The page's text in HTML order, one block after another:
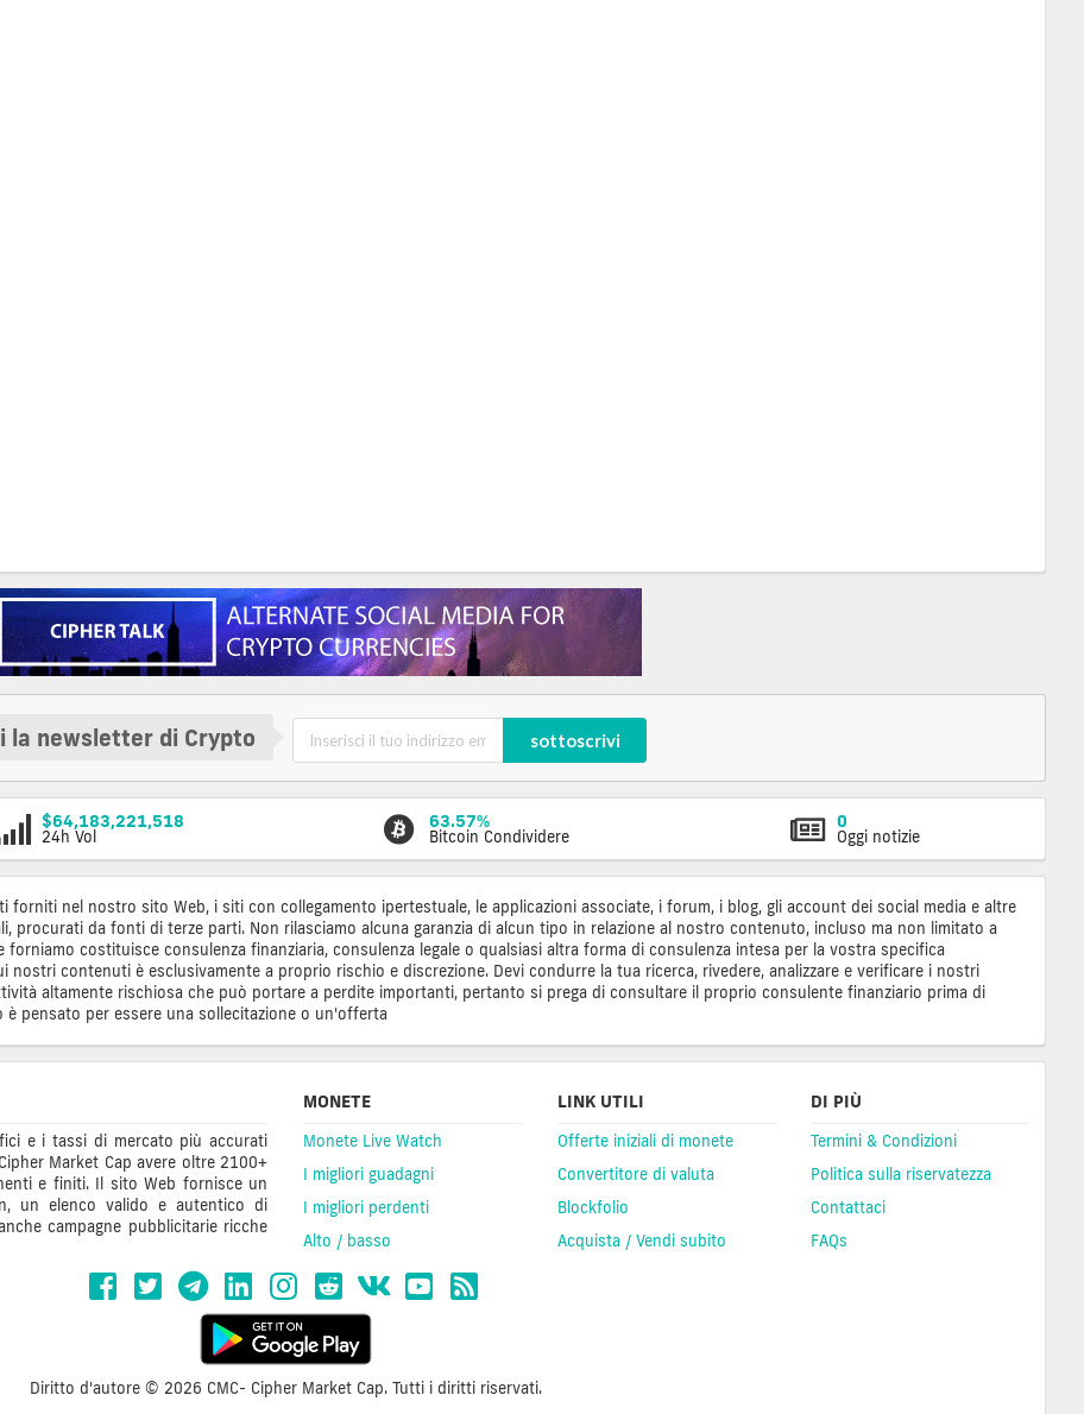
la newsletter di Crypto sottoscrivi
$64,183,221,518
24h Vol
63.57%
Bitcoin Condividere
0
Oggi notizie
forniti nel nostro sito Web, i siti con collegamento ipertestuale, le applicazioni associate, i forum, i blog, gli account dei social media e altre
procurati da fonti di terze parti. Non rilasciamo alcuna garanzia di alcun tipo in relazione al nostro contenuto, incluso ma non limitato a
costituisce consulenza finanziaria, consulenza legale o qualsiasi altra forma di consulenza intesa per la vostra specifica
contenuti è esclusivamente a proprio rischio e discrezione. Devi condurre la tua ricerca, rivedere, analizzare e verificare i nostri
altamente rischiosa che può portare a perdite importanti, pertanto si prega di consultare il proprio consulente finanziario prima di
pensato per essere una sollecitazione o un'offerta
e i tassi di mercato più accurati
Market Cap avere oltre 2100+
e finiti. Il sito Web fornisce un
un elenco valido e autentico di
campagne pubblicitarie ricche
MONETE
Monete Live Watch
I migliori guadagni
I migliori perdenti
Alto / basso
LINK UTILI
Offerte iniziali di monete
Convertitore di valuta
Blockfolio
Acquista / Vendi subito
DI PIÙ
Termini & Condizioni
Politica sulla riservatezza
Contattaci
FAQs
Diritto d'autore © 2026 CMC- Cipher Market Cap. Tutti i diritti riservati.